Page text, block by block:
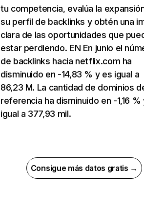
tu competencia, evalúa la
su perfil de backlinks y obtén una
clara de las oportunidades que
estar perdiendo. EN En junio el
de backlinks hacia netflix.com ha
disminuido en -14,83 % y es igual a
86,23 M. La cantidad de dominios
referencia ha disminuido en -1,16 %
igual a 377,93 mil.
Consigue más datos gratis →